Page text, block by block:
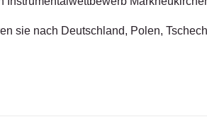
sie nach Deutschland, Polen,